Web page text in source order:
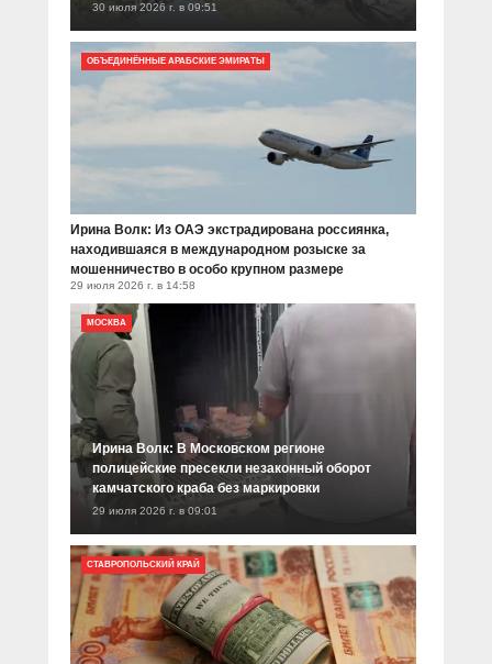
30 июля 2026 г. в 09:51
ОБЪЕДИНЁННЫЕ АРАБСКИЕ ЭМИРАТЫ
Ирина Волк: Из ОАЭ экстрадирована россиянка,
находившаяся в международном розыске за
мошенничество в особо крупном размере
29 июля 2026 г. в 14:58
МОСКВА
Ирина Волк: В Московском регионе
полицейские пресекли незаконный оборот
камчатского краба без маркировки
29 июля 2026 г. в 09:01
СТАВРОПОЛЬСКИЙ КРАЙ